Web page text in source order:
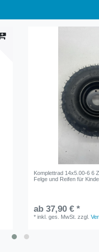
Komplettrad 14x5.00-6 6
Felge und Reifen für
ab 37,90 € *
*inkl. ges. MwSt. zzgl.